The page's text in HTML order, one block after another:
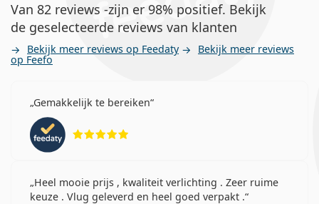
Van 82 reviews -zijn er 98% positief. Bekijk
de geselecteerde reviews van klanten
Bekijk meer reviews op Feedaty Bekijk meer reviews
op Feefo
Gemakkelijk te bereiken
Heel mooie prijs , kwaliteit verlichting . Zeer ruime
keuze . Vlug geleverd en heel goed verpakt .